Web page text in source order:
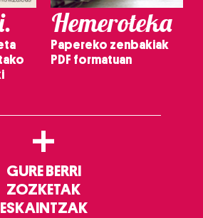
Hemeroteka
Papereko zenbakiak
PDF formatuan
+
GURE BERRI
ZOZKETAK
ESKAINTZAK